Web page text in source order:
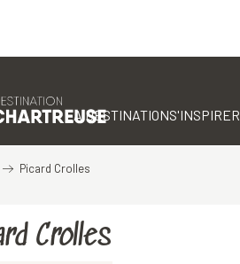
LA DESTINATIONS'INSPIRER
Picard Crolles
Crolles